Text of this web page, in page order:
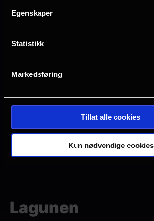
Egenskaper
Statistikk
Markedsføring
Tillat alle cookies
Kun nødvendige cookies
Planlegg ditt besøk i Bergen
Alle
Lagunen
Mange ledige plasser
Få ledige plasser
Veldig få ledige plasser
Utsolgt